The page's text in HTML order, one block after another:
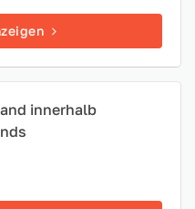
innerhalb